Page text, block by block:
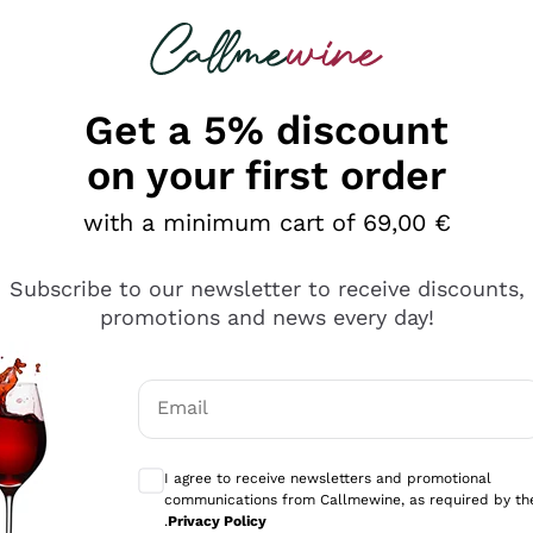
looking for
diversi e con un ampio range di prezzo. Le
Get a 5% discount
on your first order
with a minimum cart of 69,00 €
Subscribe to our newsletter to receive discounts,
promotions and news every day!
Email
I agree to receive newsletters and promotional
communications from Callmewine, as required by
.Privacy Policy